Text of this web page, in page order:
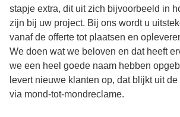
stapje extra, dit uit zich bijvoorbeeld in
zijn bij uw project. Bij ons wordt u
vanaf de offerte tot plaatsen en
We doen wat we beloven en dat heeft
we een heel goede naam hebben
levert nieuwe klanten op, dat blijkt uit
via mond-tot-mondreclame.